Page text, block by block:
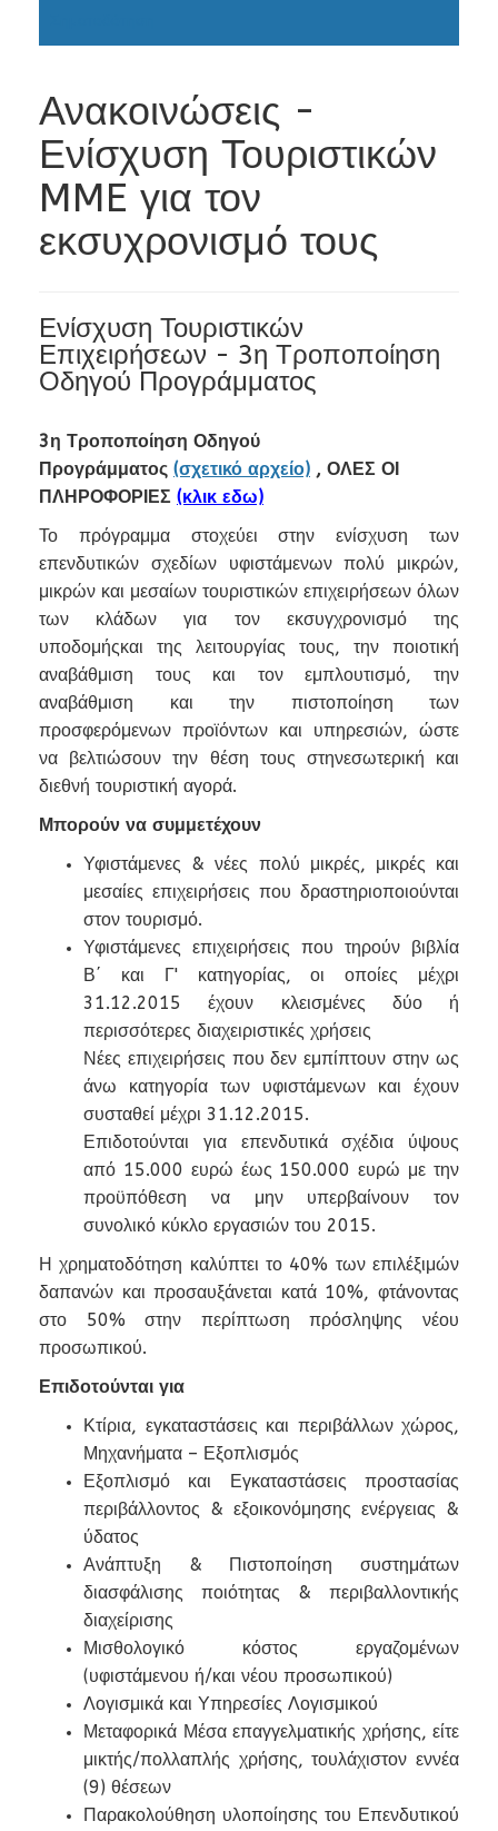
Ανακοινώσεις -
Ενίσχυση Τουριστικών
MME για τον
εκσυχρονισμό τους
Ενίσχυση Τουριστικών
Επιχειρήσεων - 3η Τροποποίηση
Οδηγού Προγράμματος
3η Τροποποίηση Οδηγού
Προγράμματος (σχετικό αρχείο) , ΟΛΕΣ ΟΙ
ΠΛΗΡΟΦΟΡΙΕΣ (κλικ εδω)
Το πρόγραμμα στοχεύει στην ενίσχυση των
επενδυτικών σχεδίων υφιστάμενων πολύ μικρών,
μικρών και μεσαίων τουριστικών επιχειρήσεων όλων
των κλάδων για τον εκσυγχρονισμό της
υποδομήςκαι της λειτουργίας τους, την ποιοτική
αναβάθμιση τους και τον εμπλουτισμό, την
αναβάθμιση και την πιστοποίηση των
προσφερόμενων προϊόντων και υπηρεσιών, ώστε
να βελτιώσουν την θέση τους στηνεσωτερική και
διεθνή τουριστική αγορά.
Μπορούν να συμμετέχουν
Υφιστάμενες & νέες πολύ μικρές, μικρές και
μεσαίες επιχειρήσεις που δραστηριοποιούνται
στον τουρισμό.
Υφιστάμενες επιχειρήσεις που τηρούν βιβλία
Β΄ και Γ' κατηγορίας, οι οποίες μέχρι
31.12.2015 έχουν κλεισμένες δύο ή
περισσότερες διαχειριστικές χρήσεις
Νέες επιχειρήσεις που δεν εμπίπτουν στην ως
άνω κατηγορία των υφιστάμενων και έχουν
συσταθεί μέχρι 31.12.2015.
Επιδοτούνται για επενδυτικά σχέδια ύψους
από 15.000 ευρώ έως 150.000 ευρώ με την
προϋπόθεση να μην υπερβαίνουν τον
συνολικό κύκλο εργασιών του 2015.
Η χρηματοδότηση καλύπτει το 40% των επιλέξιμών
δαπανών και προσαυξάνεται κατά 10%, φτάνοντας
στο 50% στην περίπτωση πρόσληψης νέου
προσωπικού.
Επιδοτούνται για
Κτίρια, εγκαταστάσεις και περιβάλλων χώρος,
Μηχανήματα – Εξοπλισμός
Εξοπλισμό και Εγκαταστάσεις προστασίας
περιβάλλοντος & εξοικονόμησης ενέργειας &
ύδατος
Ανάπτυξη & Πιστοποίηση συστημάτων
διασφάλισης ποιότητας & περιβαλλοντικής
διαχείρισης
Μισθολογικό κόστος εργαζομένων
(υφιστάμενου ή/και νέου προσωπικού)
Λογισμικά και Υπηρεσίες Λογισμικού
Μεταφορικά Μέσα επαγγελματικής χρήσης, είτε
μικτής/πολλαπλής χρήσης, τουλάχιστον εννέα
(9) θέσεων
Παρακολούθηση υλοποίησης του Επενδυτικού